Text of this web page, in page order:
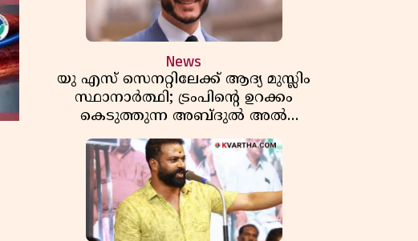
News
യു എസ് സെനറ്റിലേക്ക് ആദ്യ മുസ്ലിം
സ്ഥാനാർത്ഥി; ട്രംപിന്റെ ഉറക്കം
കെടുത്തുന്ന അബ്ദുൽ അൽ
സയ്യിദിന്റെ രാഷ്ട്രീയ തരംഗം!
'അവസാന റിപ്പബ്ലിക്കൻ
പ്രസിഡന്റാകുമോ ട്രംപ്?'